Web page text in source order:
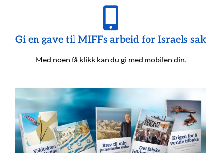
Gi en gave til MIFFs arbeid for Israels sak
Med noen få klikk kan du gi med mobilen din.